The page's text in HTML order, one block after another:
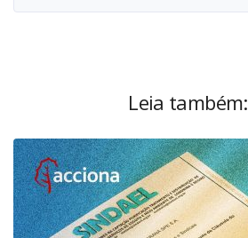
Leia também: